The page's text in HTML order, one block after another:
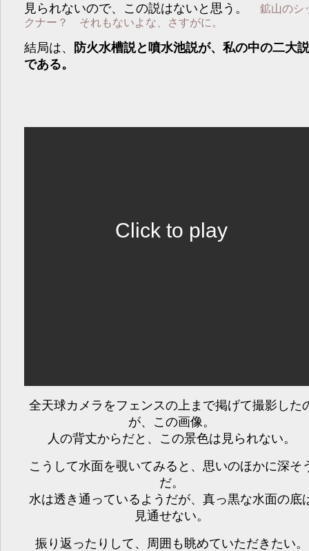
見られないので、この説はないと思う。鉱山のシ
クナー？ それもないよな、さすがに。
結局は、
防火水槽説と噴水池説が、私の中の二大
である。
Click to play
全天球カメラをフェンスの上まで掲げて撮影した
が、この画像。
人の背丈からだと、この景色は見られない。
こうして水面を覗いてみると、思いのほかに深そ
だ。
水は透き通っているようだが、真っ黒な水面の底
見通せない。
振り返ったりして、周囲も眺めていただきたい。